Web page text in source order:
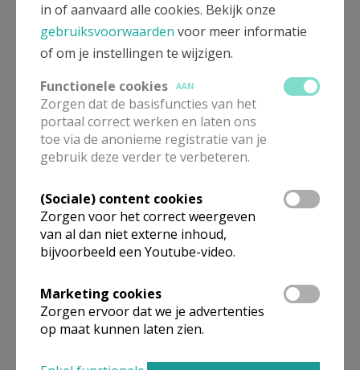
Geen
broodvermenigvuldiging of
over water lopen in Ceuta
Ontdek vijf prachtige
pelgrimstochten (OTHEO)
Bijbels Leerhuis 2026-2027
in of aanvaard alle cookies. Bekijk onze
gebruiksvoorwaarden voor meer informatie
of om je instellingen te wijzigen.
Functionele cookies
AAN
Zorgen dat de basisfuncties van het
portaal correct werken en laten ons
toe via de anonieme registratie van je
gebruik deze verder te verbeteren.
(Sociale) content cookies
Zorgen voor het correct weergeven
van al dan niet externe inhoud,
bijvoorbeeld een Youtube-video.
Marketing cookies
Zorgen ervoor dat we je advertenties
op maat kunnen laten zien.